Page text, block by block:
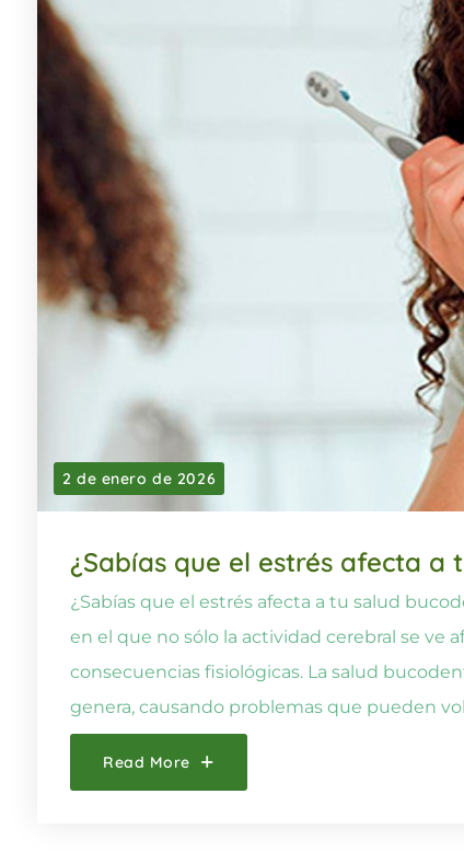
2 de enero de 2026
¿Sabías que el estrés afecta a
¿Sabías que el estrés afecta a tu salud
en el que no sólo la actividad cerebral se ve
consecuencias fisiológicas. La salud
genera, causando problemas que pueden
Read More